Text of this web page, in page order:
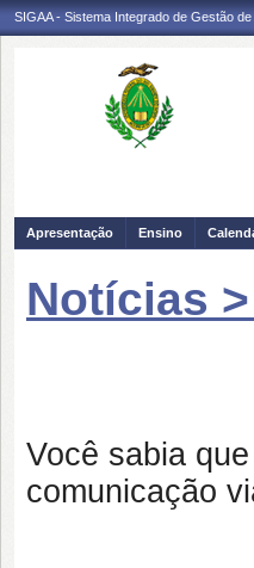
SIGAA - Sistema Integrado de Gestão
Apresentação Ensino
Notícias >
Você sabia
comunicação